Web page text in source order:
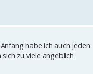
habe ich auch jeden
zu viele angeblich